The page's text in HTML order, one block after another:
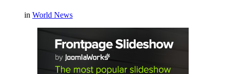
in World News